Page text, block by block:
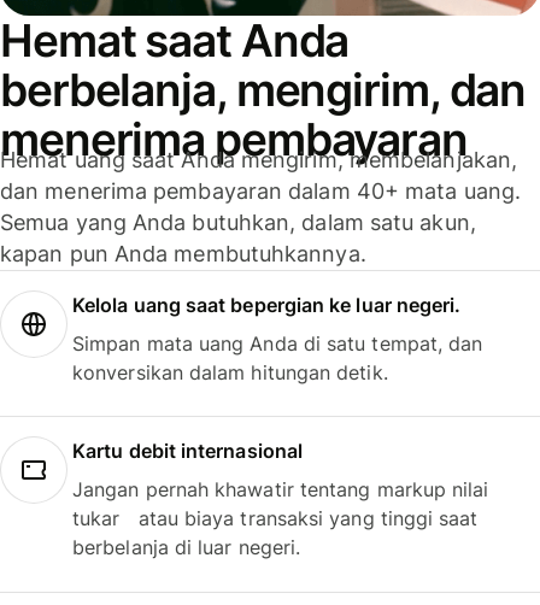
Hemat saat Anda
berbelanja, mengirim, dan
menerima pembayaran
Hemat uang saat Anda mengirim, membelanjakan,
dan menerima pembayaran dalam 40+ mata uang.
Semua yang Anda butuhkan, dalam satu akun,
kapan pun Anda membutuhkannya.
Kelola uang saat bepergian ke luar negeri.
Simpan mata uang Anda di satu tempat, dan
konversikan dalam hitungan detik.
Kartu debit internasional
Jangan pernah khawatir tentang markup nilai
tukar atau biaya transaksi yang tinggi saat
berbelanja di luar negeri.